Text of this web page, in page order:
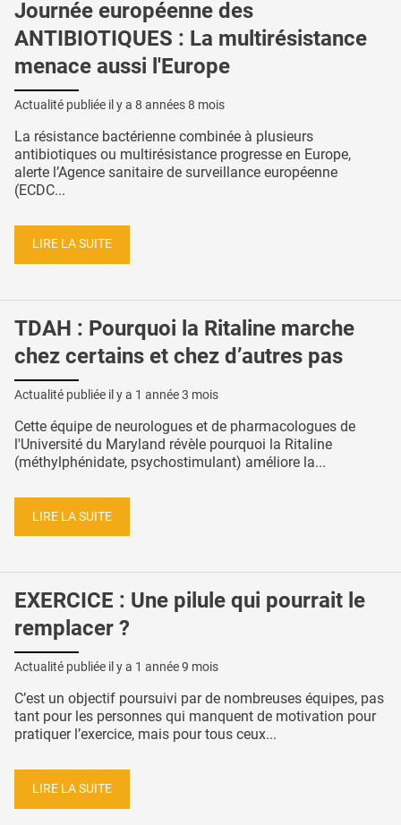
Journée européenne des
ANTIBIOTIQUES : La multirésistance
menace aussi l'Europe
Actualité publiée il y a 8 années 8 mois
La résistance bactérienne combinée à plusieurs
antibiotiques ou multirésistance progresse en Europe,
alerte l’Agence sanitaire de surveillance européenne
(ECDC...
LIRE LA SUITE
TDAH : Pourquoi la Ritaline marche
chez certains et chez d’autres pas
Actualité publiée il y a 1 année 3 mois
Cette équipe de neurologues et de pharmacologues de
l'Université du Maryland révèle pourquoi la Ritaline
(méthylphénidate, psychostimulant) améliore la...
LIRE LA SUITE
EXERCICE : Une pilule qui pourrait le
remplacer ?
Actualité publiée il y a 1 année 9 mois
C’est un objectif poursuivi par de nombreuses équipes, pas
tant pour les personnes qui manquent de motivation pour
pratiquer l’exercice, mais pour tous ceux...
LIRE LA SUITE